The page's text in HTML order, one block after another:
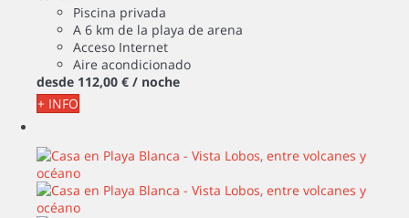
Piscina privada
A 6 km de la playa de arena
Acceso Internet
Aire acondicionado
desde 112,00 € / noche
+ INFO